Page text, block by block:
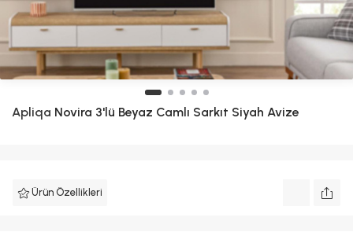
Apliqa Novira 3'lü Beyaz Camlı Sarkıt Siyah Avize
Ürün Özellikleri